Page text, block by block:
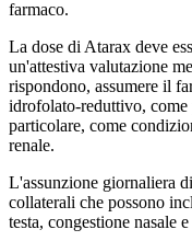
farmaco.
La dose di Atarax deve
un'attestiva valutazione
rispondono, assumere il
idrofolato-reduttivo,
particolare, come
renale.
L'assunzione giornaliera
collaterali che possono
testa, congestione nasale